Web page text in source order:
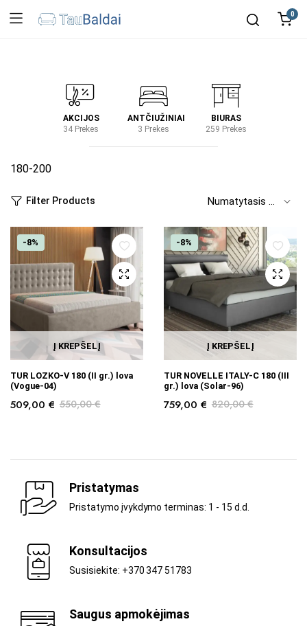
0
AKCIJOS
34 Prekes
ANTČIUŽINIAI
3 Prekes
BIURAS
259 Prekes
180-200
Filter Products
-8%
Į KREPŠELĮ
TUR LOZKO-V 180 (II gr.) lova
(Vogue-04)
550,00€
509,00 €
-8%
Į KREPŠELĮ
TUR NOVELLE ITALY-C 180 (III
gr.) lova (Solar-96)
820,00€
759,00 €
Pristatymas
Pristatymo įvykdymo terminas: 1 - 15 d.d.
Konsultacijos
Susisiekite: +370 347 51783
Saugus apmokėjimas